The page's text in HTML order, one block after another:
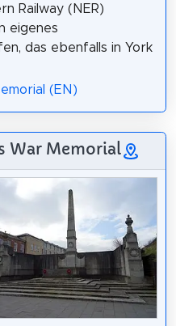
Railway (NER)
eigenes
das ebenfalls in York
(EN)
War Memorial